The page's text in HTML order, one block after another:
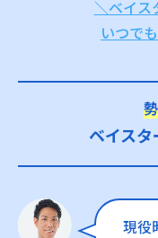
＼ベイス
いつで
ベイス
現役